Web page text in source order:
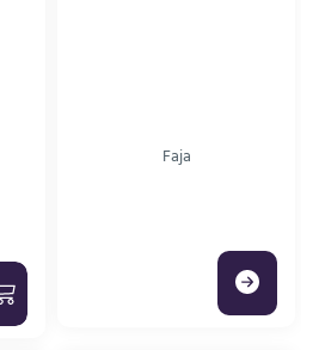
Faja